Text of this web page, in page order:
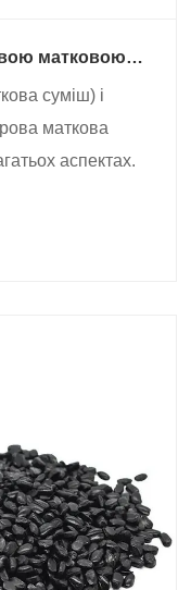
матковою
суміш) і
маткова
аспектах.